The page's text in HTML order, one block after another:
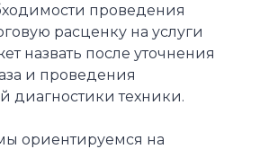
проведения
расценку на услуги
назвать после уточнения
и проведения
диагностики техники.
ориентируемся на